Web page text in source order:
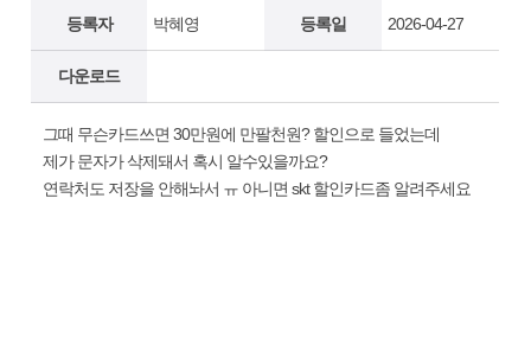
등록자 박혜영 등록일 2026-04-27
다운로드
그때 무슨카드쓰면 30만원에 만팔천원? 할인으로 들었는데
제가 문자가 삭제돼서 혹시 알수있을까요?
연락처도 저장을 안해놔서 ㅠ 아니면 skt 할인카드좀 알려주세요